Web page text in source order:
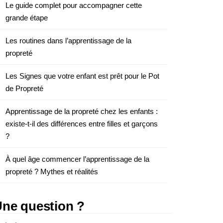
Le guide complet pour accompagner cette
grande étape
Les routines dans l’apprentissage de la
propreté
Les Signes que votre enfant est prêt pour le Pot
de Propreté
Apprentissage de la propreté chez les enfants :
existe-t-il des différences entre filles et garçons
?
À quel âge commencer l’apprentissage de la
propreté ? Mythes et réalités
question ?